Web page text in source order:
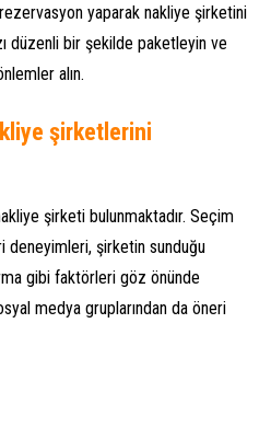
yaparak nakliye şirketini
düzenli bir şekilde paketleyin ve
alın.
şirketlerini
şirketi bulunmaktadır. Seçim
deneyimleri, şirketin sunduğu
gibi faktörleri göz önünde
medya gruplarından da öneri